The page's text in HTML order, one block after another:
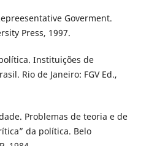
Goverment.
Press, 1997.
Instituições de
Rio de Janeiro: FGV Ed.,
Problemas de teoria e de
da política. Belo